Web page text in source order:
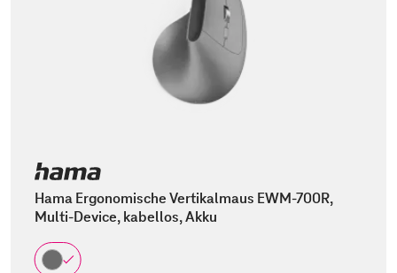
Hama Ergonomische Vertikalmaus EWM-700R,
Multi-Device, kabellos, Akku